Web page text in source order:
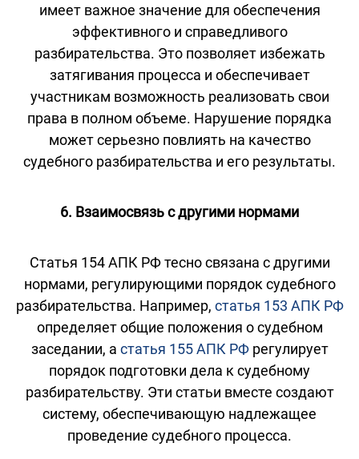
имеет важное значение для обеспечения
эффективного и справедливого
разбирательства. Это позволяет избежать
затягивания процесса и обеспечивает
участникам возможность реализовать свои
права в полном объеме. Нарушение порядка
может серьезно повлиять на качество
судебного разбирательства и его результаты.
6. Взаимосвязь с другими нормами
Статья 154 АПК РФ тесно связана с другими
нормами, регулирующими порядок судебного
разбирательства. Например, статья 153 АПК РФ
определяет общие положения о судебном
заседании, а статья 155 АПК РФрегулирует
порядок подготовки дела к судебному
разбирательству. Эти статьи вместе создают
систему, обеспечивающую надлежащее
проведение судебного процесса.